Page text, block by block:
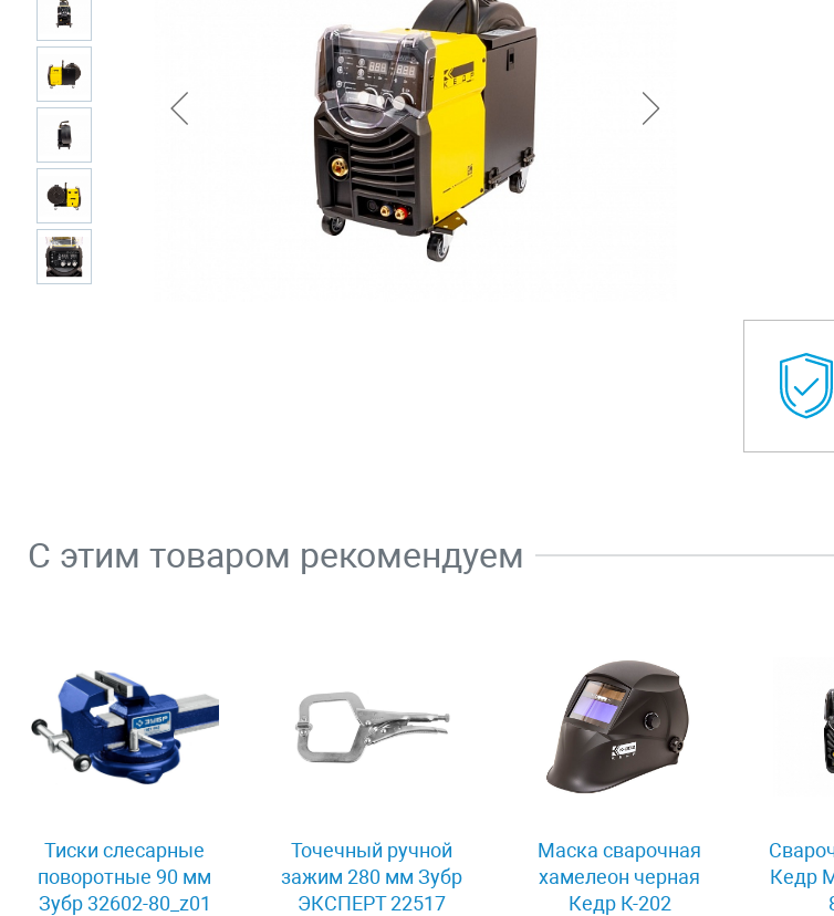
С этим товаром рекомендуем
Тиски слесарные
поворотные 90 мм
Зубр 32602-80_z01
Точечный ручной
зажим 280 мм Зубр
ЭКСПЕРТ 22517
Маска сварочная
хамелеон черная
Кедр К-202
Кедр